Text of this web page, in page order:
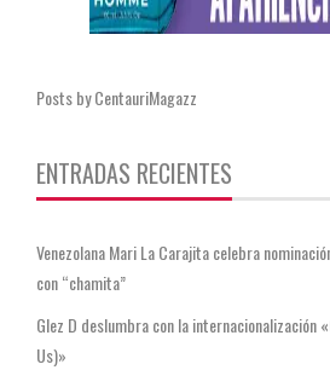
Posts by CentauriMagazz
ENTRADAS RECIENTES
Venezolana Mari La Carajita celebra
con “chamita”
Glez D deslumbra con la internacionalización
Us)»